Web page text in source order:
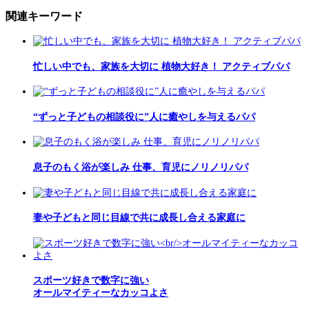
関連キーワード
忙しい中でも、家族を大切に 植物大好き！ アクティブパパ
“ずっと子どもの相談役に”人に癒やしを与えるパパ
息子のもく浴が楽しみ 仕事、育児にノリノリパパ
妻や子どもと同じ目線で共に成長し合える家庭に
スポーツ好きで数字に強い
オールマイティーなカッコよさ